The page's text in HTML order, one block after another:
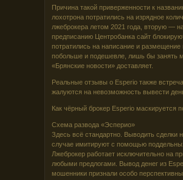
Причина такой приверженности к
лохотрона потратились на изрядное
лжеброкера летом 2021 года, вторую —
предписанию Центробанка сайт
потратились на написание и
побольше и подешевле, лишь бы занять
«Брянские новости» доставляет.
Реальные отзывы о Esperio также
жалуются на невозможность вывести
Как чёрный брокер Esperio маскируется
Схема развода «Эсперио»
Здесь всё стандартно. Выводить
случае имитируют с помощью
Лжеброкер работает исключительно на
любыми предлогами. Вывод денег из
мошенники признали особо